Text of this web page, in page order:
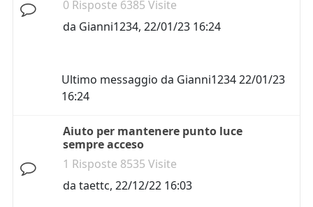
0 Risposte 6385 Visite
da Gianni1234, 22/01/23 16:24
Ultimo messaggio da Gianni123422/01/23
16:24
Aiuto per mantenere punto luce
sempre acceso
1 Risposte 8535 Visite
da taettc, 22/12/22 16:03